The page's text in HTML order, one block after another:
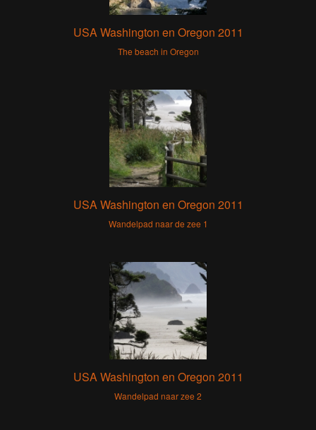
USA Washington en Oregon 2011
The beach in Oregon
USA Washington en Oregon 2011
Wandelpad naar de zee 1
USA Washington en Oregon 2011
Wandelpad naar zee 2